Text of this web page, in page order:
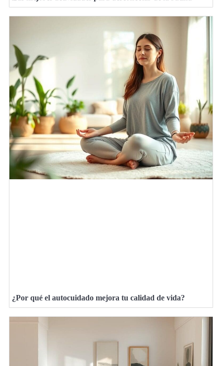
¿Por qué el autocuidado mejora tu calidad de vida?